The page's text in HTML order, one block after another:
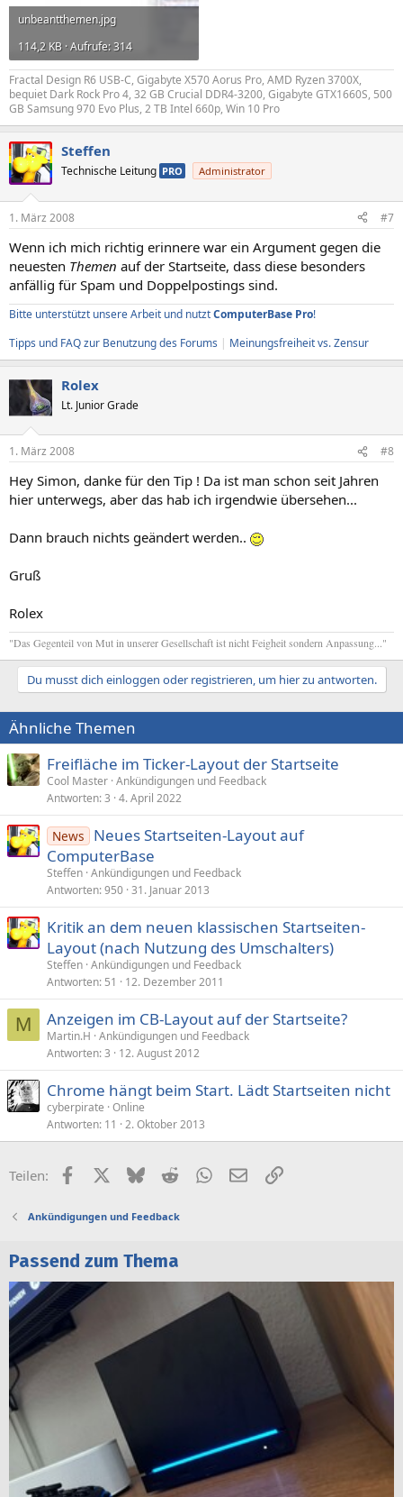
unbeantthemen.jpg
114,2 KB · Aufrufe: 314
Fractal Design R6 USB-C, Gigabyte X570 Aorus Pro, AMD Ryzen 3700X,
bequiet Dark Rock Pro 4, 32 GB Crucial DDR4-3200, Gigabyte GTX1660S, 500
GB Samsung 970 Evo Plus, 2 TB Intel 660p, Win 10 Pro
Steffen
Technische Leitung PRO Administrator
1. März 2008 #7
Wenn ich mich richtig erinnere war ein Argument gegen die
neuesten Themen auf der Startseite, dass diese besonders
anfällig für Spam und Doppelpostings sind.
Bitte unterstützt unsere Arbeit und nutztComputerBase Pro!
Tipps und FAQ zur Benutzung des Forums | Meinungsfreiheit vs. Zensur
Rolex
Lt. Junior Grade
1. März 2008 #8
Hey Simon, danke für den Tip ! Da ist man schon seit Jahren
hier unterwegs, aber das hab ich irgendwie übersehen...
Dann brauch nichts geändert werden..
Gruß
Rolex
"Das Gegenteil von Mut in unserer Gesellschaft ist nicht Feigheit sondern Anpassung..."
Du musst dich einloggen oder registrieren, um hier zu antworten.
Ähnliche Themen
Freifläche im Ticker-Layout der Startseite
Cool Master Ankündigungen und Feedback
Antworten 3 4. April 2022
News
Neues Startseiten-Layout auf
ComputerBase
Steffen Ankündigungen und Feedback
Antworten 950 31. Januar 2013
Kritik an dem neuen klassischen Startseiten-
Layout (nach Nutzung des Umschalters)
Steffen Ankündigungen und Feedback
Antworten 51 12. Dezember 2011
M Anzeigen im CB-Layout auf der Startseite?
Martin.H Ankündigungen und Feedback
Antworten 3 12. August 2012
Chrome hängt beim Start. Lädt Startseiten nicht
cyberpirate Online
Antworten 11 2. Oktober 2013
Teilen: FacebookX (Twitter)
BlueskyRedditWhatsApp
E-MailLink
Ankündigungen und Feedback
Passend zum Thema